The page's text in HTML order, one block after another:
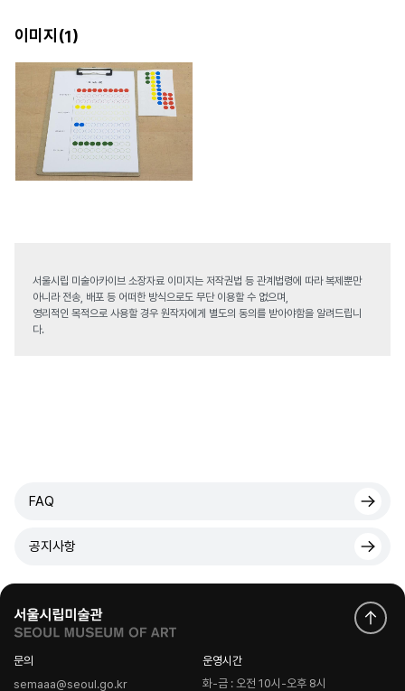
이미지(1)
서울시립 미술아카이브 소장자료 이미지는 저작권법 등 관계법령에 따라 복제뿐만
아니라 전송, 배포 등 어떠한 방식으로도 무단 이용할 수 없으며,
영리적인 목적으로 사용할 경우 원작자에게 별도의 동의를 받아야함을 알려드립니
다.
FAQ
공지사항
문의
semaaa@seoul.go.kr
운영시간
화-금 : 오전 10시-오후 8시